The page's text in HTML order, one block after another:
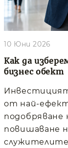
Как да
бизнес обект
10 Юни 2026
от най-
подобряване
повишаване